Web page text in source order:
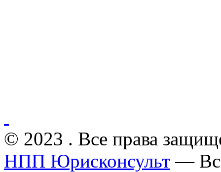
© 2023 . Все права
НПП Юрисконсульт —